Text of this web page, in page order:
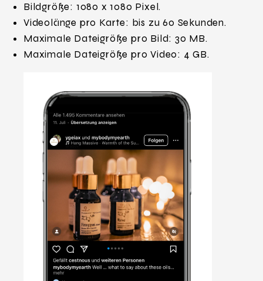
Bildgröße: 1080 x 1080 Pixel.
Videolänge pro Karte: bis zu 60 Sekunden.
Maximale Dateigröße pro Bild: 30 MB.
Maximale Dateigröße pro Video: 4 GB.